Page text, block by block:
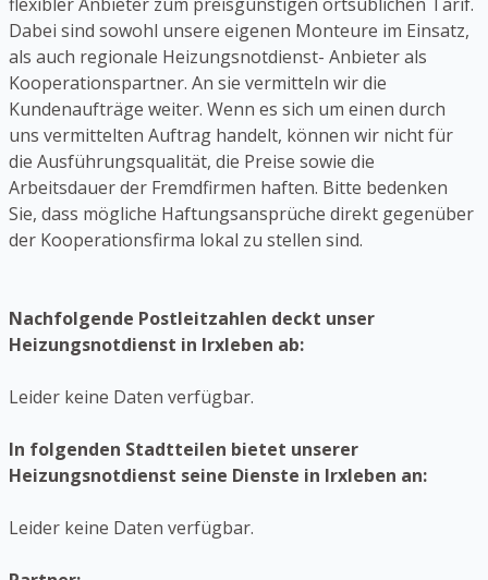
Dabei sind sowohl unsere eigenen Monteure im Einsatz,
als auch regionale Heizungsnotdienst- Anbieter als
Kooperationspartner. An sie vermitteln wir die
Kundenaufträge weiter. Wenn es sich um einen durch
uns vermittelten Auftrag handelt, können wir nicht für
die Ausführungsqualität, die Preise sowie die
Arbeitsdauer der Fremdfirmen haften. Bitte bedenken
Sie, dass mögliche Haftungsansprüche direkt gegenüber
der Kooperationsfirma lokal zu stellen sind.
Nachfolgende Postleitzahlen deckt unser
Heizungsnotdienst in Irxleben ab:
Leider keine Daten verfügbar.
In folgenden Stadtteilen bietet unserer
Heizungsnotdienst seine Dienste in Irxleben an:
Leider keine Daten verfügbar.